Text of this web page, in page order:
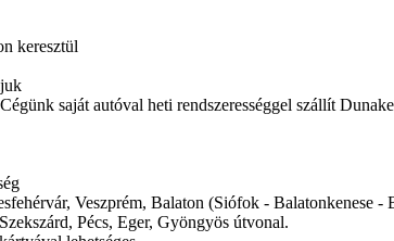
keresztül
saját autóval heti rendszerességgel szállít
Veszprém, Balaton (Siófok -
Pécs, Eger, Gyöngyös útvonal.